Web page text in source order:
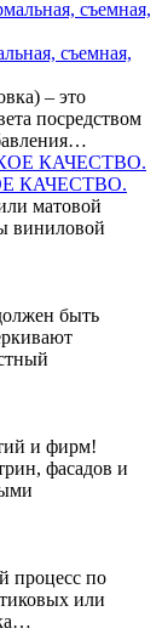
съемная,
– это
посредством
КАЧЕСТВО.
матовой
виниловой
быть
и фирм!
фасадов и
процесс по
или